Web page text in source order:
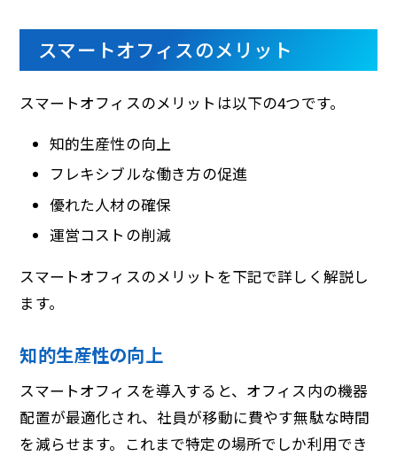
スマートオフィスのメリット
スマートオフィスのメリットは以下の4つです。
知的生産性の向上
フレキシブルな働き方の促進
優れた人材の確保
運営コストの削減
スマートオフィスのメリットを下記で詳しく解説し
ます。
知的生産性の向上
スマートオフィスを導入すると、オフィス内の機器
配置が最適化され、社員が移動に費やす無駄な時間
を減らせます。これまで特定の場所でしか利用でき